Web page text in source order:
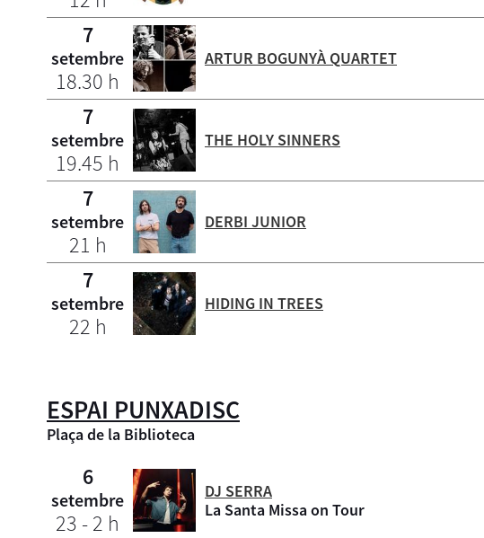
7
setembre
18.30 h
ARTUR BOGUNYÀ QUARTET
7
setembre
19.45 h
THE HOLY SINNERS
7
setembre
21 h
DERBI JUNIOR
7
setembre
22 h
HIDING IN TREES
ESPAI PUNXADISC
Plaça de la Biblioteca
6
setembre
23 - 2 h
DJ SERRA
La Santa Missa on Tour